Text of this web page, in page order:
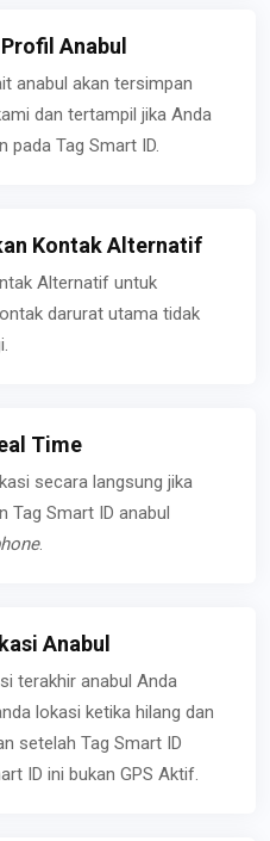
Anabul
anabul akan tersimpan
dan tertampil jika Anda
pada Tag Smart ID.
Kontak Alternatif
Alternatif untuk
darurat utama tidak
Time
secara langsung jika
Tag Smart ID anabul
.
Anabul
terakhir anabul Anda
lokasi ketika hilang dan
setelah Tag Smart ID
ID ini bukan GPS Aktif.